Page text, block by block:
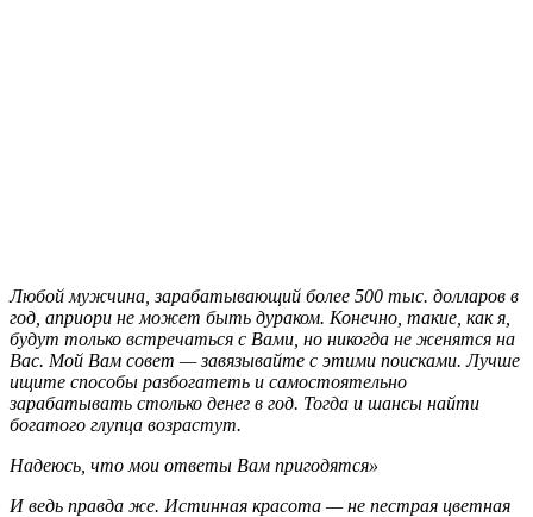
Любой мужчина, зарабатывающий более 500 тыс. долларов в
год, априори не может быть дураком. Конечно, такие, как я,
будут только встречаться с Вами, но никогда не женятся на
Вас. Мой Вам совет — завязывайте с этими поисками. Лучше
ищите способы разбогатеть и самостоятельно
зарабатывать столько денег в год. Тогда и шансы найти
богатого глупца возрастут.
Надеюсь, что мои ответы Вам пригодятся»
И ведь правда же. Истинная красота — не пестрая цветная